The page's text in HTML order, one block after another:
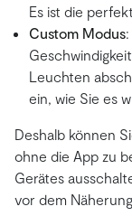
Es ist die
Custom Modus
Leuchten
ein, wie Sie es
Deshalb können
ohne die App zu
Gerätes
vor dem